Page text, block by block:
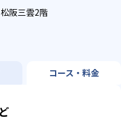
阪三雲2階
コース・料金